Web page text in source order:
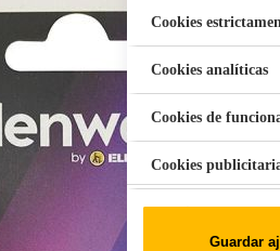
Aspiradora Quitamanchas 450W
Cookies
Cookies analíticas
Cookies de
Cookies
Guardar